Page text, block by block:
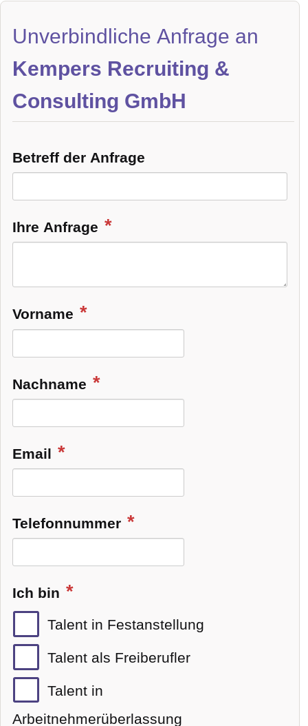
Unverbindliche Anfrage an
Kempers Recruiting &
Consulting GmbH
Betreff der Anfrage
Ihre Anfrage
Vorname
Nachname
Email
Telefonnummer
Ich bin
Talent in Festanstellung
Talent als Freiberufler
Talent in
Arbeitnehmerüberlassung